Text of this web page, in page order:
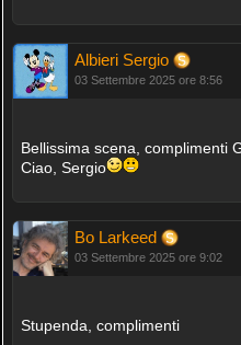
Albieri Sergio
03 Settembre 2025 ore 8:56
Bellissima scena, complimenti
Ciao, Sergio
Bo Larkeed
03 Settembre 2025 ore 9:02
Stupenda, complimenti